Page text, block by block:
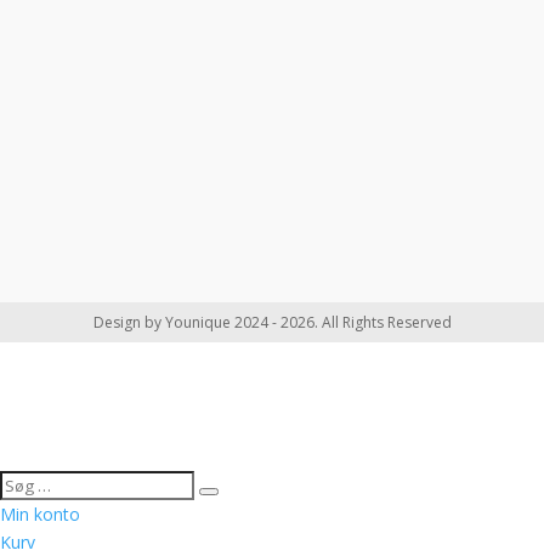
Design by Younique 2024 - 2026. All Rights Reserved
Min konto
Kurv